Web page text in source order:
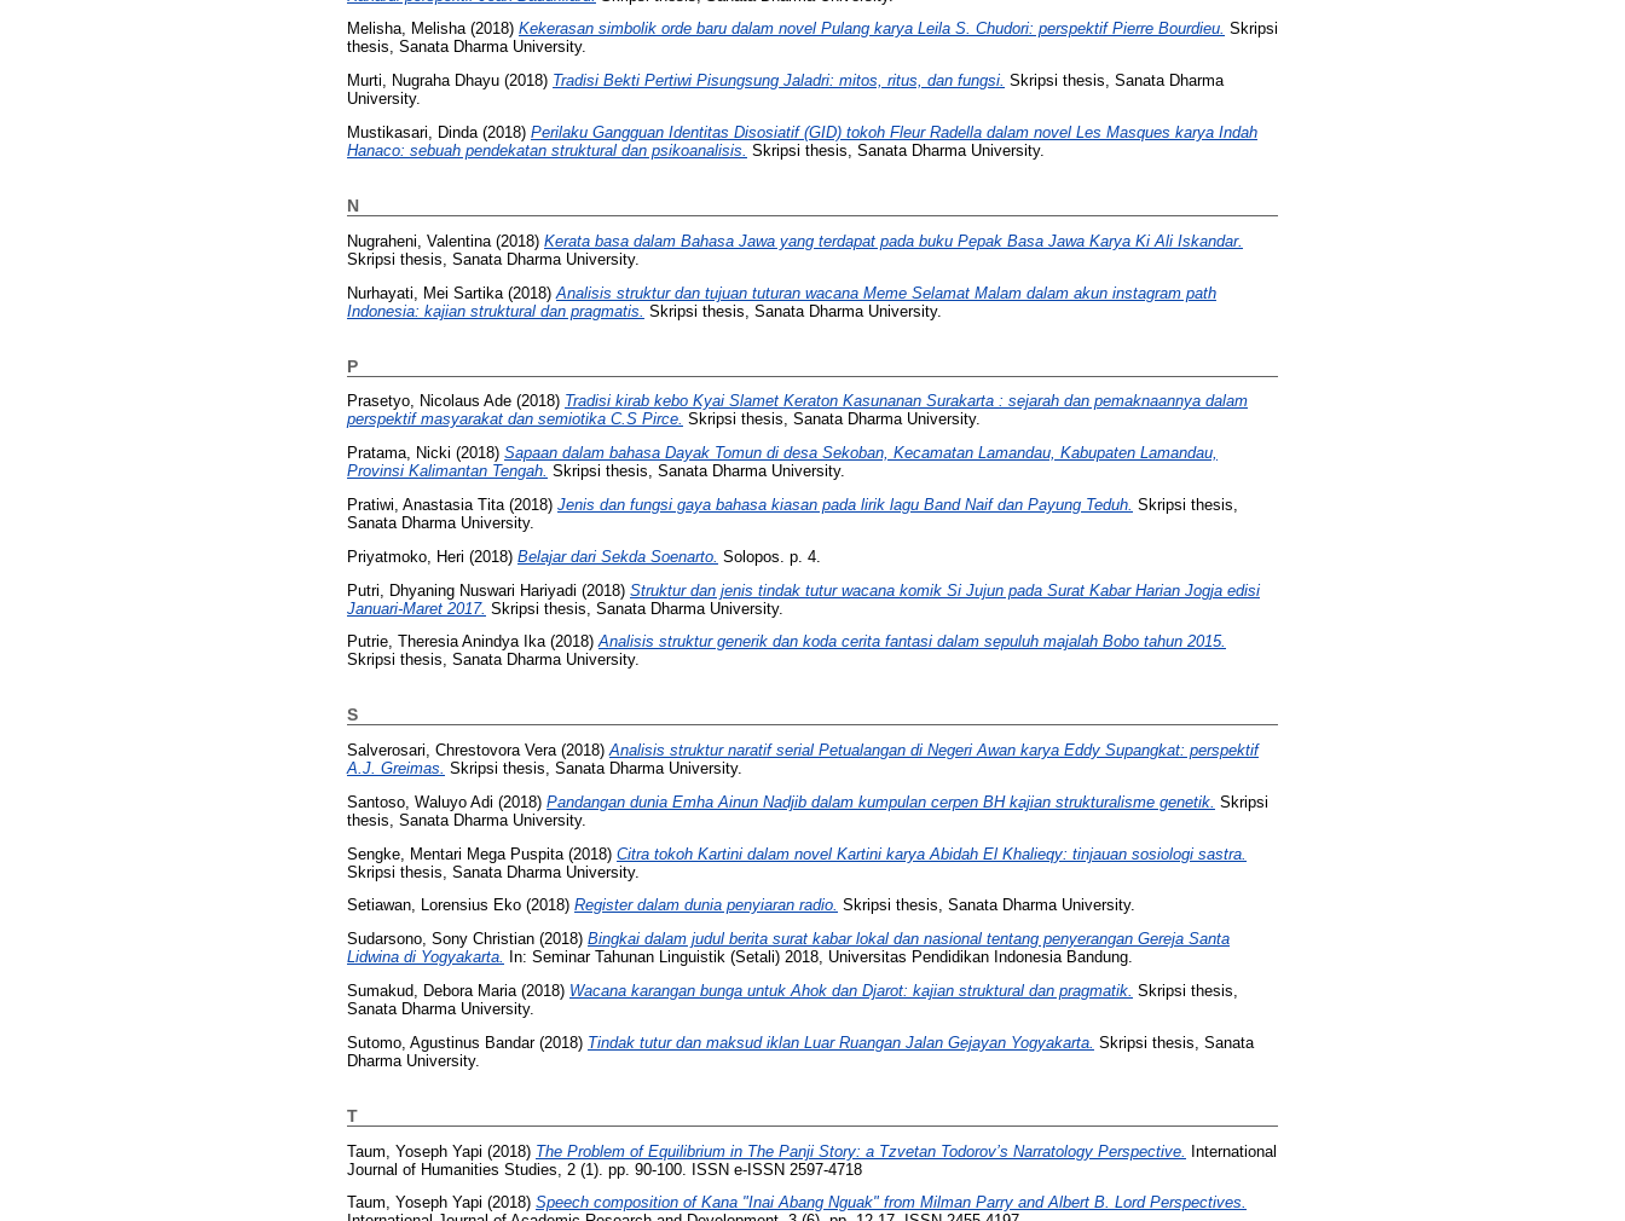
Melisha, Melisha(2018) Kekerasan simbolik orde baru dalam novel Pulang karya Leila S. Chudori: perspektif Pierre Bourdieu. Skripsi
thesis, Sanata Dharma University.
Murti, Nugraha Dhayu (2018) Tradisi Bekti Pertiwi Pisungsung Jaladri: mitos, ritus, dan fungsi. Skripsi thesis, Sanata Dharma
University.
Mustikasari, Dinda (2018) Perilaku Gangguan Identitas Disosiatif (GID) tokoh Fleur Radella dalam novel Les Masques karya Indah
Hanaco: sebuah pendekatan struktural dan psikoanalisis. Skripsi thesis, Sanata Dharma University.
N
Nugraheni, Valentina (2018) Kerata basa dalam Bahasa Jawa yang terdapat pada buku Pepak Basa Jawa Karya Ki Ali Iskandar.
Skripsi thesis, Sanata Dharma University.
Nurhayati, Mei Sartika (2018) Analisis struktur dan tujuan tuturan wacana Meme Selamat Malam dalam akun instagram path
Indonesia: kajian struktural dan pragmatis. Skripsi thesis, Sanata Dharma University.
P
Prasetyo, Nicolaus Ade (2018) Tradisi kirab kebo Kyai Slamet Keraton Kasunanan Surakarta : sejarah dan pemaknaannya dalam
perspektif masyarakat dan semiotika C.S Pirce. Skripsi thesis, Sanata Dharma University.
Pratama, Nicki (2018) Sapaan dalam bahasa Dayak Tomun di desa Sekoban, Kecamatan Lamandau, Kabupaten Lamandau,
Provinsi Kalimantan Tengah. Skripsi thesis, Sanata Dharma University.
Pratiwi, Anastasia Tita (2018) Jenis dan fungsi gaya bahasa kiasan pada lirik lagu Band Naif dan Payung Teduh. Skripsi thesis,
Sanata Dharma University.
Priyatmoko, Heri (2018) Belajar dari Sekda Soenarto. Solopos. p. 4.
Putri, Dhyaning Nuswari Hariyadi (2018) Struktur dan jenis tindak tutur wacana komik Si Jujun pada Surat Kabar Harian Jogja edisi
Januari-Maret 2017. Skripsi thesis, Sanata Dharma University.
Putrie, Theresia Anindya Ika(2018)Analisis struktur generik dan koda cerita fantasi dalam sepuluh majalah Bobo tahun 2015.
Skripsi thesis, Sanata Dharma University.
S
Salverosari, Chrestovora Vera(2018)Analisis struktur naratif serial Petualangan di Negeri Awan karya Eddy Supangkat: perspektif
A.J. Greimas. Skripsi thesis, Sanata Dharma University.
Santoso, Waluyo Adi (2018) Pandangan dunia Emha Ainun Nadjib dalam kumpulan cerpen BH kajian strukturalisme genetik. Skripsi
thesis, Sanata Dharma University.
Sengke, Mentari Mega Puspita (2018) Citra tokoh Kartini dalam novel Kartini karya Abidah El Khalieqy: tinjauan sosiologi sastra.
Skripsi thesis, Sanata Dharma University.
Setiawan, Lorensius Eko (2018) Register dalam dunia penyiaran radio. Skripsi thesis, Sanata Dharma University.
Sudarsono, Sony Christian (2018) Bingkai dalam judul berita surat kabar lokal dan nasional tentang penyerangan Gereja Santa
Lidwina di Yogyakarta.
In: Seminar Tahunan Linguistik (Setali) 2018, Universitas Pendidikan Indonesia Bandung.
Sumakud, Debora Maria(2018) Wacana karangan bunga untuk Ahok dan Djarot: kajian struktural dan pragmatik. Skripsi thesis,
Sanata Dharma University.
Sutomo, Agustinus Bandar(2018) Tindak tutur dan maksud iklan Luar Ruangan Jalan Gejayan Yogyakarta. Skripsi thesis, Sanata
Dharma University.
T
Taum, Yoseph Yapi (2018) The Problem of Equilibrium in The Panji Story: a Tzvetan Todorov’s Narratology Perspective. International
Journal of Humanities Studies, 2 (1). pp. 90-100. ISSN e-ISSN 2597-4718
Taum, Yoseph Yapi (2018) Speech composition of Kana "Inai Abang Nguak" from Milman Parry and Albert B. Lord Perspectives.